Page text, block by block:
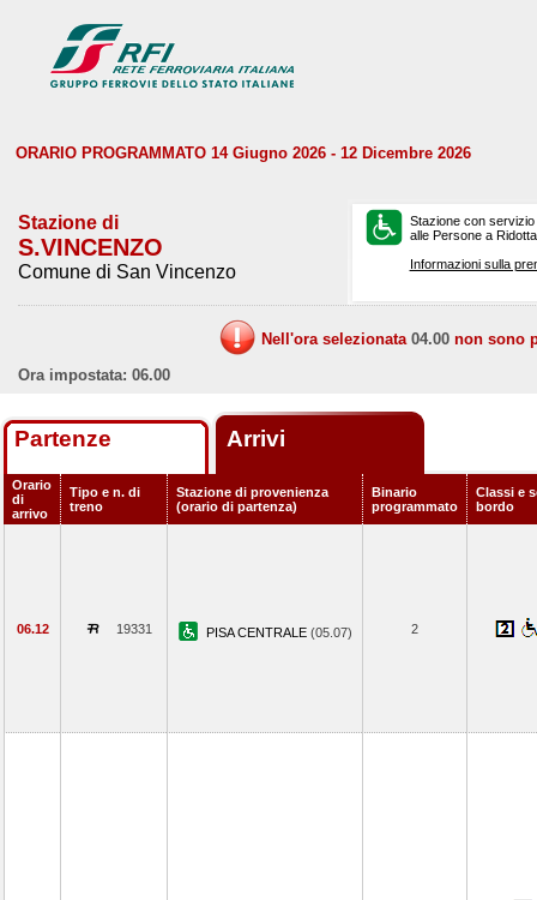
ORARIO PROGRAMMATO 14 Giugno 2026 - 12 Dicembre 2026
Stazione di
S.VINCENZO
Comune di San Vincenzo
Stazione con
alle Persone a
Informazioni sulla
Nell'ora selezionata 04.00 non sono
Ora impostata: 06.00
Partenze Arrivi
Orario
di
arrivo
Tipo e n. di
treno
Stazione di provenienza
(orario di partenza)
Binario
programmato
Classi e
bordo
06.12 19331 PISA CENTRALE (05.07) 2